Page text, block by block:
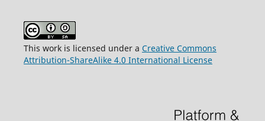
This work is licensed under a Creative Commons
Attribution-ShareAlike 4.0 International License